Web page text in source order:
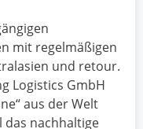
mit regelmäßigen
und retour.
Logistics GmbH
aus der Welt
das nachhaltige